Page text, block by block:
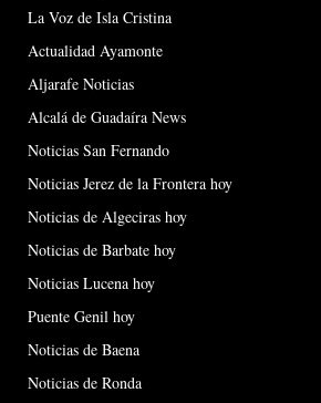
La Voz de Isla Cristina
Actualidad Ayamonte
Aljarafe Noticias
Alcalá de Guadaíra News
Noticias San Fernando
Noticias Jerez de la Frontera hoy
Noticias de Algeciras hoy
Noticias de Barbate hoy
Noticias Lucena hoy
Puente Genil hoy
Noticias de Baena
Noticias de Ronda